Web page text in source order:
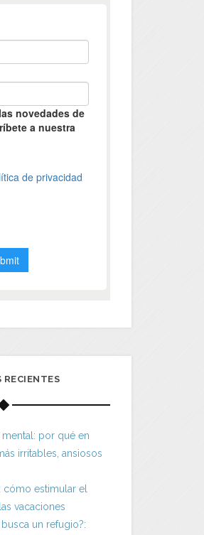
RECIENTES
por qué en
irritables, ansiosos
cómo estimular el
vacaciones
un refugio?: